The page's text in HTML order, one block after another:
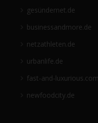
gesündernet.de
businessandmore.de
netzathleten.de
urbanlife.de
fast-and-luxurious.com
newfoodcity.de